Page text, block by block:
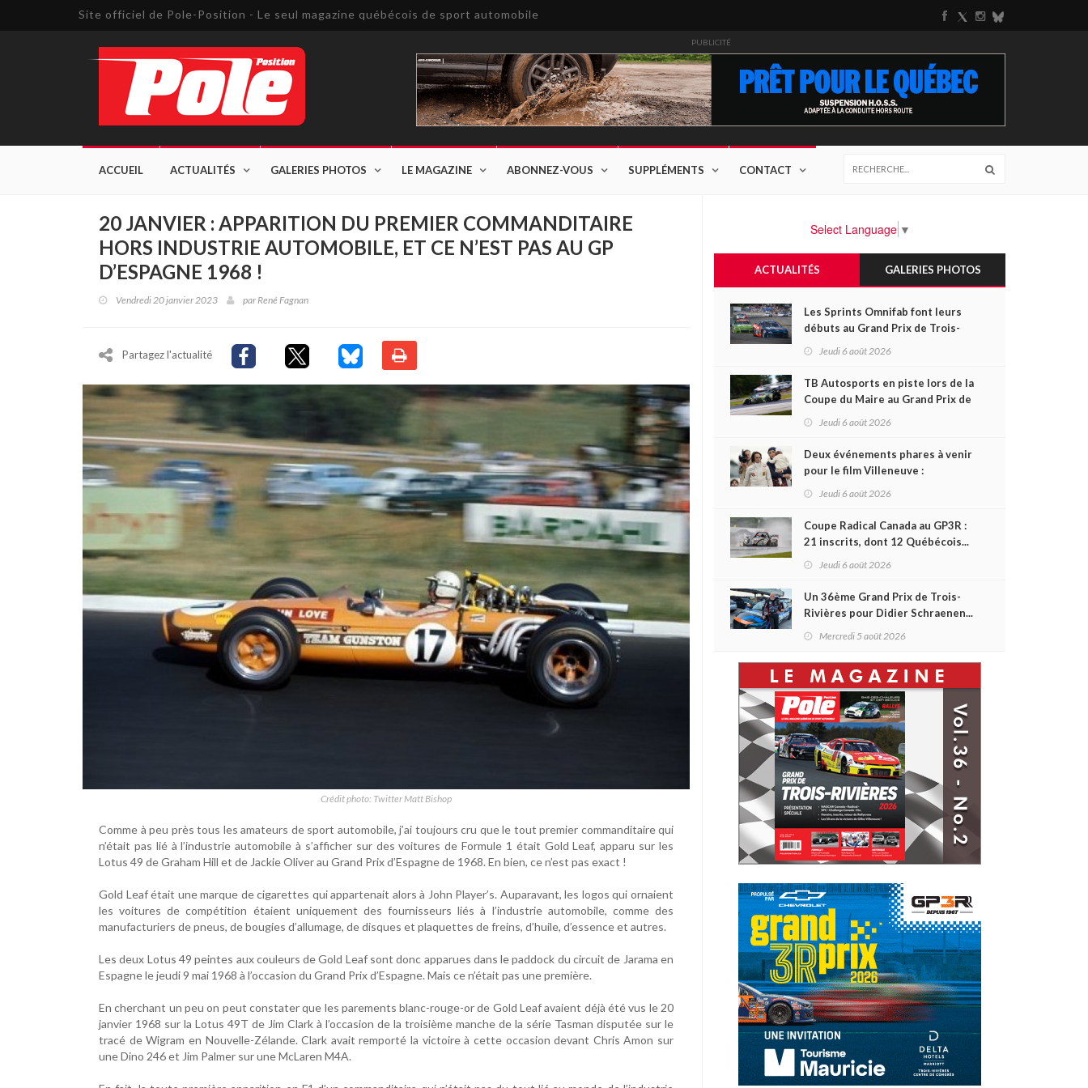
Site officiel de Pole-Position - Le seul magazine québécois de sport automobile
PUBLICITÉ
ACCUEIL ACTUALITÉS GALERIES PHOTOS LE MAGAZINE ABONNEZ-VOUS SUPPLÉMENTS CONTACT
20 JANVIER : APPARITION DU PREMIER COMMANDITAIRE
HORS INDUSTRIE AUTOMOBILE, ET CE N’EST PAS AU GP
D’ESPAGNE 1968 !
Vendredi 20 janvier 2023 parRené Fagnan
Partagez l'actualité
Crédit photo: Twitter Matt Bishop
Comme à peu près tous les amateurs de sport automobile, j’ai toujours cru que le tout premier commanditaire qui
n’était pas lié à l’industrie automobile à s’afficher sur des voitures de Formule 1 était Gold Leaf, apparu sur les
Lotus 49 de Graham Hill et de Jackie Oliver au Grand Prix d’Espagne de 1968. En bien, ce n’est pas exact !
Gold Leaf était une marque de cigarettes qui appartenait alors à John Player’s. Auparavant, les logos qui ornaient
les voitures de compétition étaient uniquement des fournisseurs liés à l’industrie automobile, comme des
manufacturiers de pneus, de bougies d’allumage, de disques et plaquettes de freins, d’huile, d’essence et autres.
Les deux Lotus 49 peintes aux couleurs de Gold Leaf sont donc apparues dans le paddock du circuit de Jarama en
Espagne le jeudi 9 mai 1968 à l’occasion du Grand Prix d’Espagne. Mais ce n’était pas une première.
En cherchant un peu on peut constater que les parements blanc-rouge-or de Gold Leaf avaient déjà été vus le 20
janvier 1968 sur la Lotus 49T de Jim Clark à l’occasion de la troisième manche de la série Tasman disputée sur le
tracé de Wigram en Nouvelle-Zélande. Clark avait remporté la victoire à cette occasion devant Chris Amon sur
une Dino 246 et Jim Palmer sur une McLaren M4A.
Select Language ▼
ACTUALITÉS GALERIES PHOTOS
Les Sprints Omnifab font leurs
débuts au Grand Prix de Trois-
Rivières avec un format inspiré
Jeudi 6 août 2026
TB Autosports en piste lors de la
Coupe du Maire au Grand Prix de
Trois-Rivières
Jeudi 6 août 2026
Deux événements phares à venir
pour le film Villeneuve :
L'ascension d'une légende (+
Jeudi 6 août 2026
Coupe Radical Canada au GP3R :
21 inscrits, dont 12 Québécois...
et un premier gain d'Antoine
Jeudi 6 août 2026
Un 36ème Grand Prix de Trois-
Rivières pour Didier Schraenen...
et une première en Challenge
Mercredi 5 août 2026